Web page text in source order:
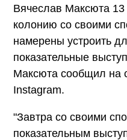
Вячеслав Максюта 13
колонию со своими
намерены устроить
показательные
Максюта сообщил на
Instagram.
"Завтра со своими
показательным